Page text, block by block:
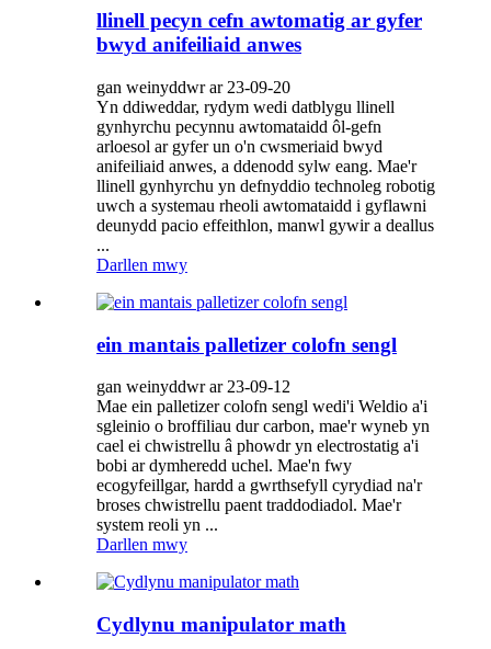
llinell pecyn cefn awtomatig ar gyfer
bwyd anifeiliaid anwes
gan weinyddwr ar 23-09-20
Yn ddiweddar, rydym wedi datblygu llinell
gynhyrchu pecynnu awtomataidd ôl-gefn
arloesol ar gyfer un o'n cwsmeriaid bwyd
anifeiliaid anwes, a ddenodd sylw eang. Mae'r
llinell gynhyrchu yn defnyddio technoleg robotig
uwch a systemau rheoli awtomataidd i gyflawni
deunydd pacio effeithlon, manwl gywir a deallus
...
Darllen mwy
ein mantais palletizer colofn sengl
gan weinyddwr ar 23-09-12
Mae ein palletizer colofn sengl wedi'i Weldio a'i
sgleinio o broffiliau dur carbon, mae'r wyneb yn
cael ei chwistrellu â phowdr yn electrostatig a'i
bobi ar dymheredd uchel. Mae'n fwy
ecogyfeillgar, hardd a gwrthsefyll cyrydiad na'r
broses chwistrellu paent traddodiadol. Mae'r
system reoli yn ...
Darllen mwy
Cydlynu manipulator math